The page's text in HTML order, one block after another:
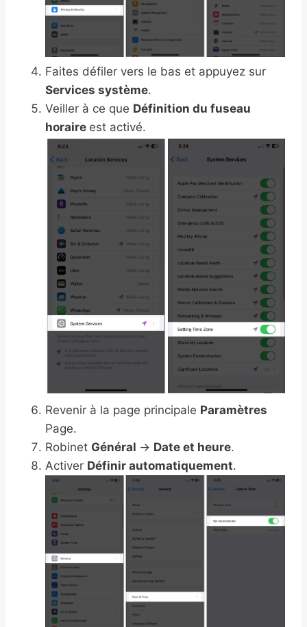
Faites défiler vers le bas et appuyez sur
Services système.
Veiller à ce que Définition du fuseau
horaire est activé.
Revenir à la page principale Paramètres
Page.
Robinet Général → Date et heure.
Activer Définir automatiquement.